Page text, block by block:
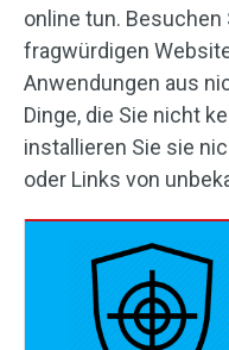
online tun.
fragwürdigen
Anwendungen aus
Dinge, die Sie nicht
installieren Sie sie
oder Links von